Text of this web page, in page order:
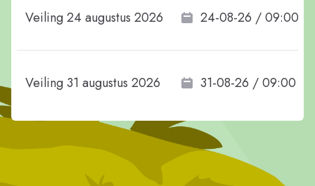
Veiling 24 augustus 2026 24-08-26 / 09:00
Veiling 31 augustus 2026 31-08-26 / 09:00